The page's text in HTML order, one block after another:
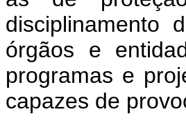
disciplinamento
órgãos e
programas e
capazes de